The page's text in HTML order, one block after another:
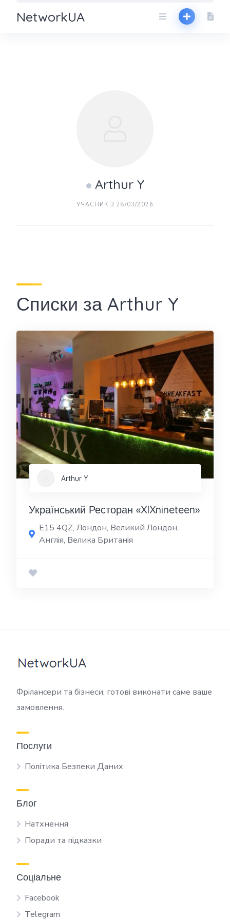
NetworkUA
Arthur Y
УЧАСНИК З 28/03/2026
Списки за Arthur Y
Arthur Y
Український Ресторан «XIXnineteen»
E15 4QZ, Лондон, Великий Лондон,
Англія, Велика Британія
Фрілансери та бізнеси, готові виконати саме ваше
замовлення.
Послуги
Політика Безпеки Даних
Блог
Натхнення
Поради та підказки
Соціальне
Facebook
Telegram